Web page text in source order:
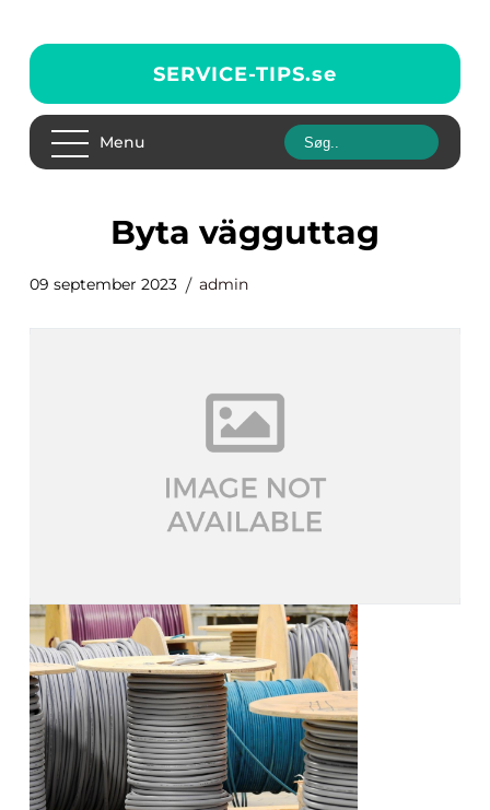
SERVICE-TIPS.se
Menu
byta vägguttag
09 september 2023 admin